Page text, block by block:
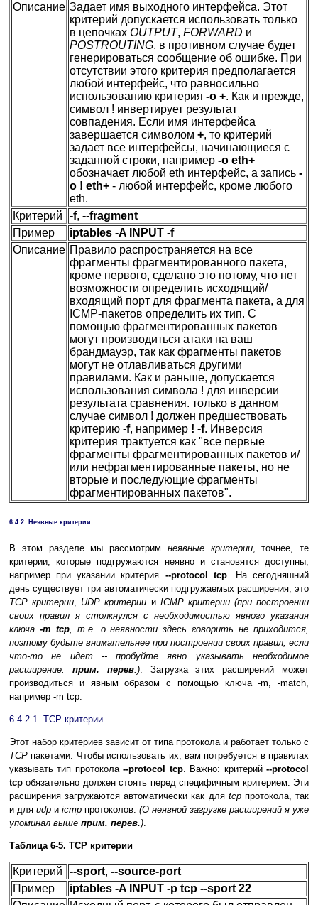
Описание Задает имя выходного интерфейса. Этот
критерий допускается использовать только
в цепочках OUTPUT, FORWARD и
POSTROUTING, в противном случае будет
генерироваться сообщение об ошибке. При
отсутствии этого критерия предполагается
любой интерфейс, что равносильно
использованию критерия -o +. Как и прежде,
символ ! инвертирует результат
совпадения. Если имя интерфейса
завершается символом +, то критерий
задает все интерфейсы, начинающиеся с
заданной строки, например -o eth+
обозначает любой eth интерфейс, а запись -
o ! eth+ - любой интерфейс, кроме любого
eth.
Критерий
-f, --fragment
Пример
iptables -A INPUT -f
Описание Правило распространяется на все
фрагменты фрагментированного пакета,
кроме первого, сделано это потому, что нет
возможности определить исходящий/
входящий порт для фрагмента пакета, а для
ICMP-пакетов определить их тип. С
помощью фрагментированных пакетов
могут производиться атаки на ваш
брандмауэр, так как фрагменты пакетов
могут не отлавливаться другими
правилами. Как и раньше, допускается
использования символа ! для инверсии
результата сравнения. только в данном
случае символ ! должен предшествовать
критерию -f, например ! -f. Инверсия
критерия трактуется как "все первые
фрагменты фрагментированных пакетов и/
или нефрагментированные пакеты, но не
вторые и последующие фрагменты
фрагментированных пакетов".
6.4.2. Неявные критерии
В этом разделе мы рассмотрим неявные критерии, точнее, те
критерии, которые подгружаются неявно и становятся доступны,
например при указании критерия --protocol tcp. На сегодняшний
день существует три автоматически подгружаемых расширения, это
TCP критерии
UDP критерии и ICMP критерии (при построении
своих правил я столкнулся с необходимостью явного указания
ключа -m tcp, т.е. о неявности здесь говорить не приходится,
поэтому будьте внимательнее при построении своих правил, если
что-то не идет -- пробуйте явно указывать необходимое
расширение. прим. перев.). Загрузка этих расширений может
производиться и явным образом с помощью ключа -m, -match,
например -m tcp.
6.4.2.1. TCP критерии
Этот набор критериев зависит от типа протокола и работает только с
TCP пакетами. Чтобы использовать их, вам потребуется в правилах
указывать тип протокола--protocol tcp. Важно: критерий--protocol
tcp обязательно должен стоять перед специфичным критерием. Эти
расширения загружаются автоматически как для tcpпротокола, так
и для udp и icmp протоколов. (О неявной загрузке расширений я уже
упоминал выше прим. перев.)
Таблица 6-5. TCP критерии
Критерий --sport, --source-port
Пример
iptables -A INPUT -p tcp --sport 22